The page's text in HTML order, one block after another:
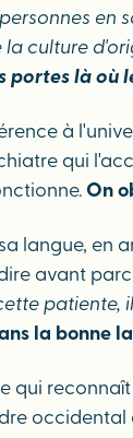
en
culture
portes là
à
qui
On
en
avant
patiente,
la bonne
qui
occidental